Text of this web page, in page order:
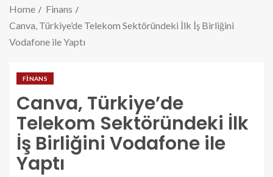
Home
Finans
Canva, Türkiye’de Telekom Sektöründeki İlk İş Birliğini
Vodafone ile Yaptı
FINANS
Canva, Türkiye’de
Telekom Sektöründeki İlk
İş Birliğini Vodafone ile
Yaptı